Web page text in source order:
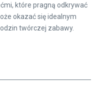
które pragną odkrywać
okazać się idealnym
twórczej zabawy.